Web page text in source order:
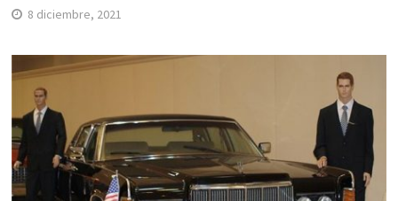
8 diciembre, 2021